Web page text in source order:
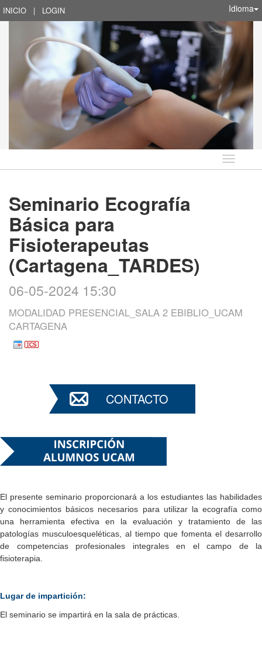
INICIO | LOGIN Idioma
Idioma
Seminario Ecografía
Básica para
Fisioterapeutas
(Cartagena_TARDES)
06-05-2024 15:30
MODALIDAD PRESENCIAL_SALA 2 EBIBLIO_UCAM
CARTAGENA
CONTACTO
El presente seminario proporcionará a los estudiantes las habilidades
y conocimientos básicos necesarios para utilizar la ecografía como
una herramienta efectiva en la evaluación y tratamiento de las
patologías musculoesqueléticas, al tiempo que fomenta el desarrollo
de competencias profesionales integrales en el campo de la
fisioterapia.
Lugar de impartición:
El seminario se impartirá en la sala de prácticas.